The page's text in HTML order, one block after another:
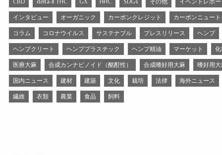
インタビュー オーガニック カーボンクレジット カーボンニュー
コラム コロナウイルス サステナブル プレスリリース ヘンプ
ヘンプクリート ヘンププラスチック ヘンプ精油 マーケット
医療大麻 合成カンナビノイド（酩酊性） 合成嗜好用大麻 嗜好用
国内ニュース 建材 建築 文化 栽培 法律 海外ニュース
繊維 衣類 農業 食品 飼料